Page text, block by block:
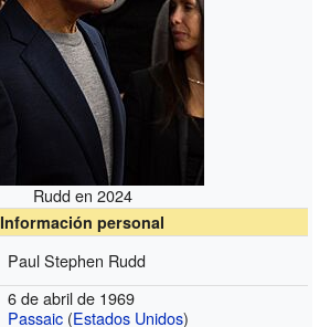
Rudd en 2024
Información personal
Paul Stephen Rudd
6 de abril de 1969
Passaic (Estados Unidos)